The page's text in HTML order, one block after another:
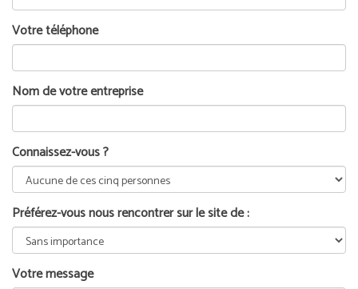
Votre téléphone
Nom de votre entreprise
Connaissez-vous ?
Préférez-vous nous rencontrer sur le site de :
Votre message